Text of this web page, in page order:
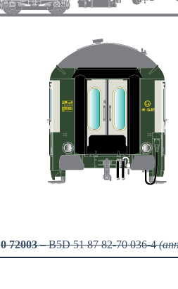
0 72003– B5D 51 87 82-70 036-4